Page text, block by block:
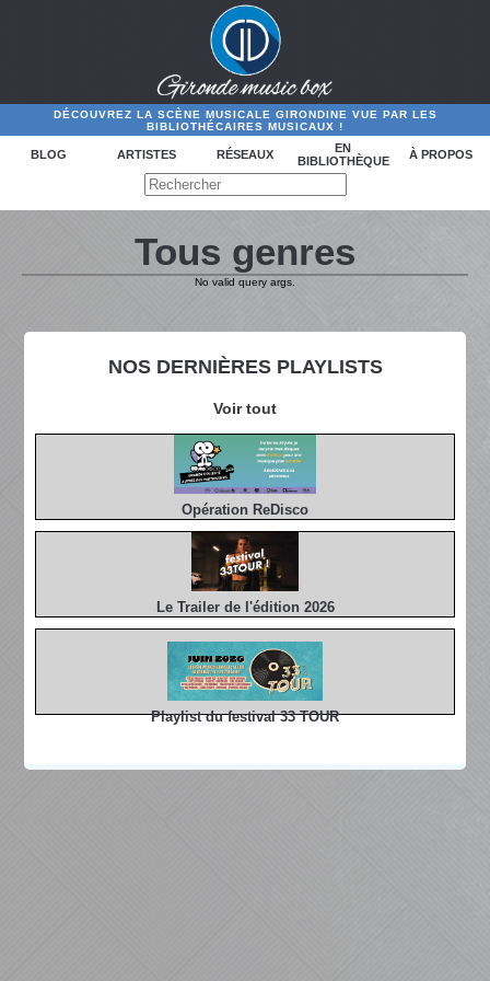
DÉCOUVREZ LA SCÈNE MUSICALE GIRONDINE VUE PAR LES
BIBLIOTHÉCAIRES MUSICAUX !
BLOG ARTISTES RÉSEAUX
EN
BIBLIOTHÈQUE
À PROPOS
NOS DERNIÈRES PLAYLISTS
Voir tout
Opération ReDisco
Le Trailer de l'édition 2026
Playlist du festival 33 TOUR
Tous genres
No valid query args.